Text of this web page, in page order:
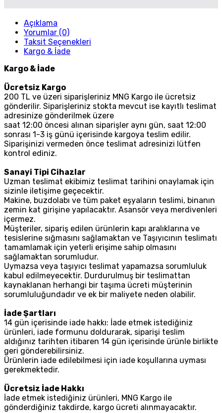
Açıklama
Yorumlar (0)
Taksit Seçenekleri
Kargo & İade
Kargo & İade
Ücretsiz Kargo
200 TL ve üzeri siparişleriniz MNG Kargo ile ücretsiz
gönderilir. Siparişleriniz stokta mevcut ise kayıtlı teslimat
adresinize gönderilmek üzere
saat 12:00 öncesi alınan siparişler aynı gün, saat 12:00
sonrası 1-3 iş günü içerisinde kargoya teslim edilir.
Siparişinizi vermeden önce teslimat adresinizi lütfen
kontrol ediniz.
Sanayi Tipi Cihazlar
Uzman teslimat ekibimiz teslimat tarihini onaylamak için
sizinle iletişime geçecektir.
Makine, buzdolabı ve tüm paket eşyaların teslimi, binanın
zemin kat girişine yapılacaktır. Asansör veya merdivenleri
içermez.
Müşteriler, sipariş edilen ürünlerin kapı aralıklarına ve
tesislerine sığmasını sağlamaktan ve Taşıyıcının teslimatı
tamamlamak için yeterli erişime sahip olmasını
sağlamaktan sorumludur.
Uymazsa veya taşıyıcı teslimat yapamazsa sorumluluk
kabul edilmeyecektir. Durdurulmuş bir teslimattan
kaynaklanan herhangi bir taşıma ücreti müşterinin
sorumluluğundadır ve ek bir maliyete neden olabilir.
İade Şartları
14 gün içerisinde iade hakkı: İade etmek istediğiniz
ürünleri, iade formunu doldurarak, siparişi teslim
aldığınız tarihten itibaren 14 gün içerisinde ürünle birlikte
geri gönderebilirsiniz.
Ürünlerin iade edilebilmesi için iade koşullarına uyması
gerekmektedir.
Ücretsiz İade Hakkı
İade etmek istediğiniz ürünleri, MNG Kargo ile
gönderdiğiniz takdirde, kargo ücreti alınmayacaktır.